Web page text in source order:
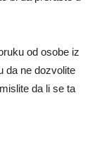
od osobe iz
da ne dozvolite
da li se ta